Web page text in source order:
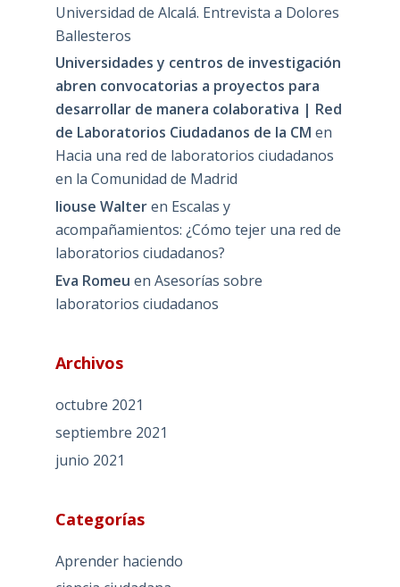
Universidad de Alcalá. Entrevista a Dolores
Ballesteros
Universidades y centros de investigación
abren convocatorias a proyectos para
desarrollar de manera colaborativa | Red
de Laboratorios Ciudadanos de la CM en
Hacia una red de laboratorios ciudadanos
en la Comunidad de Madrid
liouse Walteren Escalas y
acompañamientos: ¿Cómo tejer una red de
laboratorios ciudadanos?
Eva Romeu en Asesorías sobre
laboratorios ciudadanos
Archivos
octubre 2021
septiembre 2021
junio 2021
Categorías
Aprender haciendo